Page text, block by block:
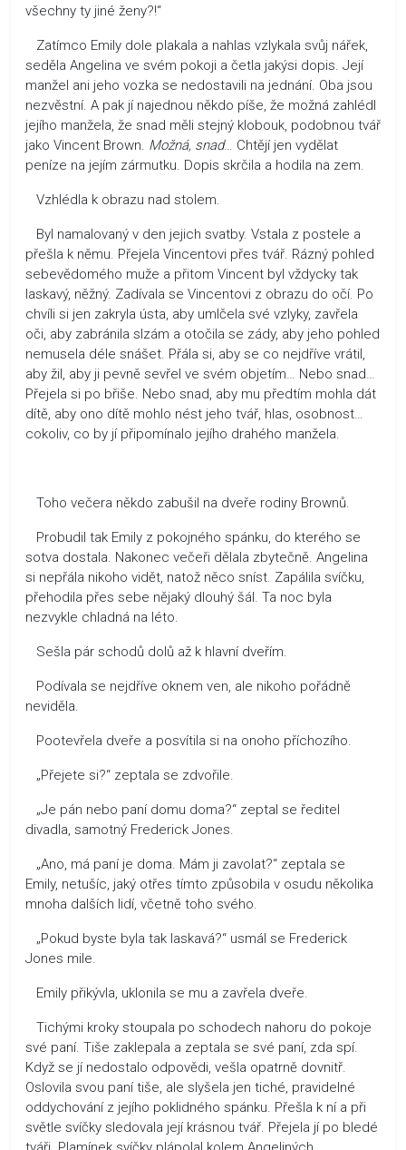
všechny ty jiné ženy?!“
Zatímco Emily dole plakala a nahlas vzlykala svůj nářek,
seděla Angelina ve svém pokoji a četla jakýsi dopis. Její
manžel ani jeho vozka se nedostavili na jednání. Oba jsou
nezvěstní. A pak jí najednou někdo píše, že možná zahlédl
jejího manžela, že snad měli stejný klobouk, podobnou tvář
jako Vincent Brown. Možná, snad… Chtějí jen vydělat
peníze na jejím zármutku. Dopis skrčila a hodila na zem.
Vzhlédla k obrazu nad stolem.
Byl namalovaný v den jejich svatby. Vstala z postele a
přešla k němu. Přejela Vincentovi přes tvář. Rázný pohled
sebevědomého muže a přitom Vincent byl vždycky tak
laskavý, něžný. Zadívala se Vincentovi z obrazu do očí. Po
chvíli si jen zakryla ústa, aby umlčela své vzlyky, zavřela
oči, aby zabránila slzám a otočila se zády, aby jeho pohled
nemusela déle snášet. Přála si, aby se co nejdříve vrátil,
aby žil, aby ji pevně sevřel ve svém objetím… Nebo snad…
Přejela si po břiše. Nebo snad, aby mu předtím mohla dát
dítě, aby ono dítě mohlo nést jeho tvář, hlas, osobnost…
cokoliv, co by jí připomínalo jejího drahého manžela.
Toho večera někdo zabušil na dveře rodiny Brownů.
Probudil tak Emily z pokojného spánku, do kterého se
sotva dostala. Nakonec večeři dělala zbytečně. Angelina
si nepřála nikoho vidět, natož něco sníst. Zapálila svíčku,
přehodila přes sebe nějaký dlouhý šál. Ta noc byla
nezvykle chladná na léto.
Sešla pár schodů dolů až k hlavní dveřím.
Podívala se nejdříve oknem ven, ale nikoho pořádně
neviděla.
Pootevřela dveře a posvítila si na onoho příchozího.
„Přejete si?“ zeptala se zdvořile.
„Je pán nebo paní domu doma?“ zeptal se ředitel
divadla, samotný Frederick Jones.
„Ano, má paní je doma. Mám ji zavolat?“ zeptala se
Emily, netušíc, jaký otřes tímto způsobila v osudu několika
mnoha dalších lidí, včetně toho svého.
„Pokud byste byla tak laskavá?“ usmál se Frederick
Jones mile.
Emily přikývla, uklonila se mu a zavřela dveře.
Tichými kroky stoupala po schodech nahoru do pokoje
své paní. Tiše zaklepala a zeptala se své paní, zda spí.
Když se jí nedostalo odpovědi, vešla opatrně dovnitř.
Oslovila svou paní tiše, ale slyšela jen tiché, pravidelné
oddychování z jejího poklidného spánku. Přešla k ní a při
světle svíčky sledovala její krásnou tvář. Přejela jí po bledé